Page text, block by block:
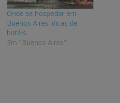
Onde se hospedar em
Buenos Aires: dicas de
hotéis
Em "Buenos Aires"